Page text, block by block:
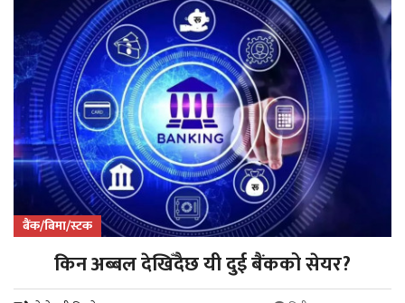
बैंक/बिमा/स्टक
किन अब्बल देखिँदैछ यी दुई बैंकको सेयर?